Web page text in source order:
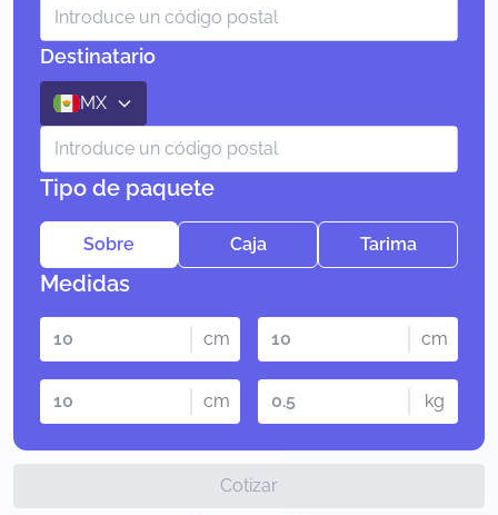
Destinatario
MX
Tipo de paquete
Sobre Caja Tarima
Medidas
cm cm
cm kg
Cotizar